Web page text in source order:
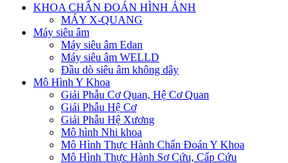
KHOA CHẨN ĐOÁN HÌNH ẢNH
MÁY X-QUANG
Máy siêu âm
Máy siêu âm Edan
Máy siêu âm WELLD
Đầu dò siêu âm không dây
Mô Hình Y Khoa
Giải Phẫu Cơ Quan, Hệ Cơ Quan
Giải Phẫu Hệ Cơ
Giải Phẫu Hệ Xương
Mô hình Nhi khoa
Mô Hình Thực Hành Chẩn Đoán Y Khoa
Mô Hình Thực Hành Sơ Cứu, Cấp Cứu